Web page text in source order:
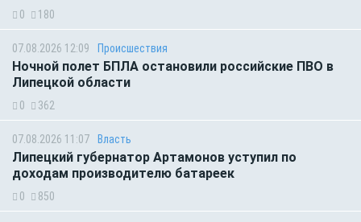
0 180
07.08.2026 12:09 Происшествия
Ночной полет БПЛА остановили российские ПВО в
Липецкой области
0 362
07.08.2026 11:07 Власть
Липецкий губернатор Артамонов уступил по
доходам производителю батареек
0 850